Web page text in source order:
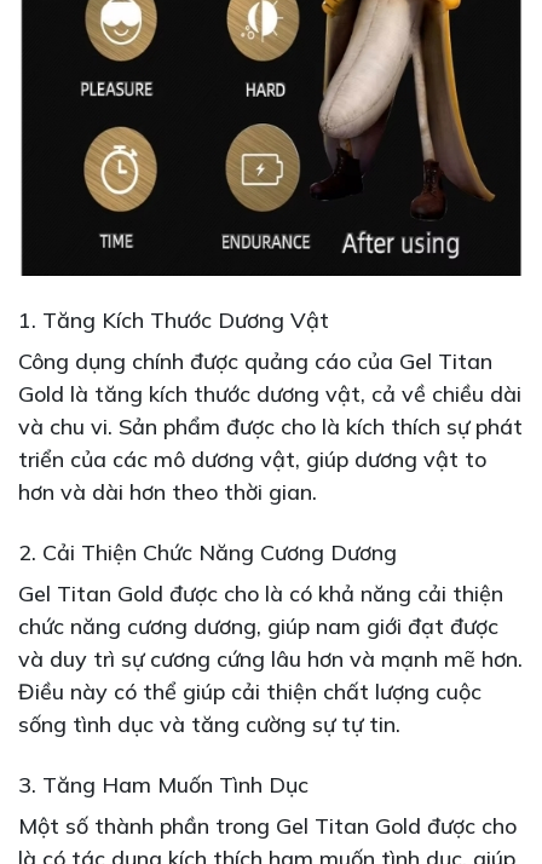
1. Tăng Kích Thước Dương Vật
Công dụng chính được quảng cáo của Gel Titan
Gold là tăng kích thước dương vật, cả về chiều dài
và chu vi. Sản phẩm được cho là kích thích sự phát
triển của các mô dương vật, giúp dương vật to
hơn và dài hơn theo thời gian.
2. Cải Thiện Chức Năng Cương Dương
Gel Titan Gold được cho là có khả năng cải thiện
chức năng cương dương, giúp nam giới đạt được
và duy trì sự cương cứng lâu hơn và mạnh mẽ hơn.
Điều này có thể giúp cải thiện chất lượng cuộc
sống tình dục và tăng cường sự tự tin.
3. Tăng Ham Muốn Tình Dục
Một số thành phần trong Gel Titan Gold được cho
là có tác dụng kích thích ham muốn tình dục, giúp